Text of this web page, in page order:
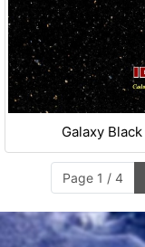
Galaxy Black
Page 1 / 4